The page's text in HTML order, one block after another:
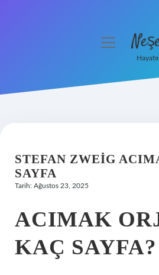
Hakkımızda
menüyü
STEFAN ZWEIG
SAYFA
Tarih: Ağustos 23, 2025
ACIMAK
KAÇ SAYFA?